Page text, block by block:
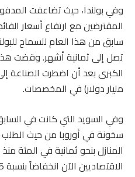
وفي بولندا، حيث تضاعفت
المقترضين مع ارتفاع أسعار
سابق من هذا العام للسماح
تصل إلى ثمانية أشهر. وقضت
مليار دولار) في المخصصات.
وفي السويد التي كانت في
سخونة في أوروبا من حيث
المنازل بنحو ثمانية في المئة
الاقتصاديين الآن انخفاضاً بنسبة 15 في المئة.